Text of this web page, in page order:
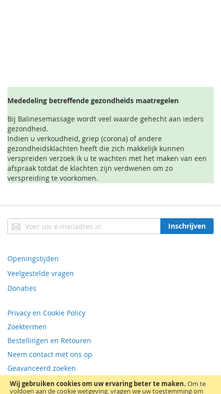
Wij gebruiken cookies om uw ervaring beter te maken. Om te
voldoen aan de cookie wetgeving, vragen we uw toestemming om
Mededeling betreffende gezondheids maatregelen
Bij Balinesemassage wordt veel waarde gehecht aan ieders
gezondheid.
Indien u verkoudheid, griep (corona) of andere
gezondheidsklachten heeft die zich makkelijk kunnen
verspreiden verzoek ik u te wachten met het maken van een
afspraak totdat de klachten zijn verdwenen om zo
verspreiding te voorkomen.
Abonneer
u
nieuwsbrief
Inschrijven
Openingstijden
Veelgestelde vragen
Donaties
Privacy en Cookie Policy
Zoektermen
Bestellingen en Retouren
Neem contact met ons op
Geavanceerd zoeken
RSS